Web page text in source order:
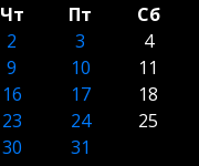
Чт Пт
Сб
2 3
4
9 10
11
16 17
18
23 24
25
30 31